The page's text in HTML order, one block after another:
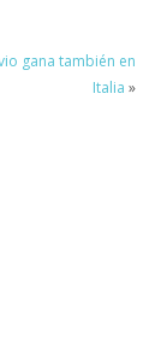
gana también en
Italia »